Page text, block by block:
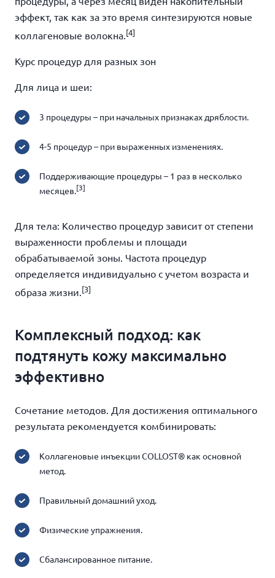
эффект, так как за это время синтезируются новые
коллагеновые волокна.[4]
Курс процедур для разных зон
Для лица и шеи:
3 процедуры – при начальных признаках дряблости.
4-5 процедур – при выраженных изменениях.
Поддерживающие процедуры – 1 раз в несколько
месяцев.[3]
Для тела: Количество процедур зависит от степени
выраженности проблемы и площади
обрабатываемой зоны. Частота процедур
определяется индивидуально с учетом возраста и
образа жизни. [3]
Комплексный подход: как
подтянуть кожу максимально
эффективно
Сочетание методов. Для достижения оптимального
результата рекомендуется комбинировать:
Коллагеновые инъекции COLLOST® как основной
метод.
Правильный домашний уход.
Физические упражнения.
Сбалансированное питание.